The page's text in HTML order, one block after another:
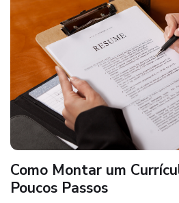
Como Montar um
Poucos Passos